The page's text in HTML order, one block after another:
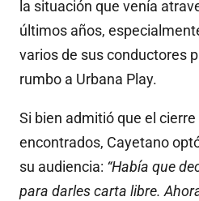
la situación que venía
últimos años,
varios de sus conductores
rumbo a Urbana Play.
Si bien admitió que el
encontrados, Cayetano
su audiencia: “Había que
para darles carta libre.